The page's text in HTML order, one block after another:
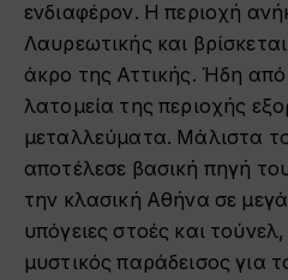
ενδιαφέρον. Η περιοχή
Λαυρεωτικής και
άκρο της Αττικής. Ήδη
λατομεία της περιοχής
μεταλλεύματα. Μάλιστα
αποτέλεσε βασική πηγή
την κλασική Αθήνα σε
υπόγειες στοές και
μυστικός παράδεισος για